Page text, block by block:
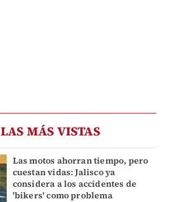
LAS MÁS VISTAS
Las motos ahorran tiempo, pero
cuestan vidas: Jalisco ya
considera a los accidentes de
'bikers' como problema